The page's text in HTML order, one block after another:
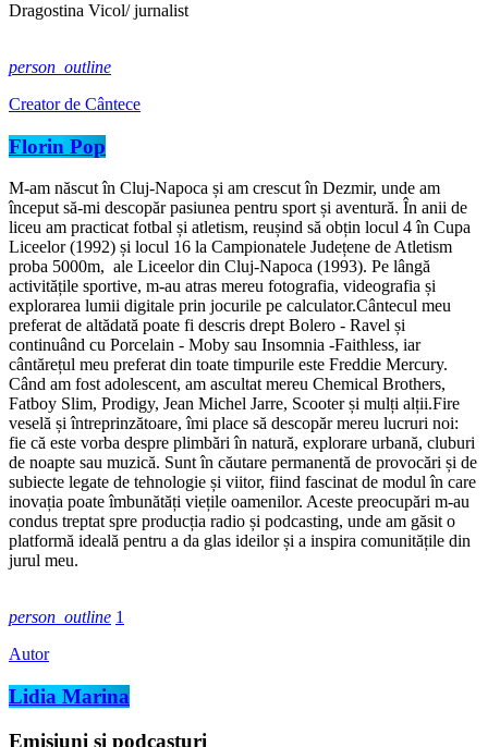
Dragostina Vicol/ jurnalist
person_outline
Creator de Cântece
Florin Pop
M-am născut în Cluj-Napoca și am crescut în Dezmir, unde am
început să-mi descopăr pasiunea pentru sport și aventură. În anii de
liceu am practicat fotbal și atletism, reușind să obțin locul 4 în Cupa
Liceelor (1992) și locul 16 la Campionatele Județene de Atletism
proba 5000m, ale Liceelor din Cluj-Napoca (1993). Pe lângă
activitățile sportive, m-au atras mereu fotografia, videografia și
explorarea lumii digitale prin jocurile pe calculator.Cântecul meu
preferat de altădată poate fi descris drept Bolero - Ravel și
continuând cu Porcelain - Moby sau Insomnia -Faithless, iar
cântărețul meu preferat din toate timpurile este Freddie Mercury.
Când am fost adolescent, am ascultat mereu Chemical Brothers,
Fatboy Slim, Prodigy, Jean Michel Jarre, Scooter și mulți alții.Fire
veselă și întreprinzătoare, îmi place să descopăr mereu lucruri noi:
fie că este vorba despre plimbări în natură, explorare urbană, cluburi
de noapte sau muzică. Sunt în căutare permanentă de provocări și de
subiecte legate de tehnologie și viitor, fiind fascinat de modul în care
inovația poate îmbunătăți viețile oamenilor. Aceste preocupări m-au
condus treptat spre producția radio și podcasting, unde am găsit o
platformă ideală pentru a da glas ideilor și a inspira comunitățile din
jurul meu.
person_outline 1
Autor
Lidia Marina
Emisiuni și podcasturi